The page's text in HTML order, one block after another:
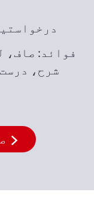
فوائد: صاف،
شرح،